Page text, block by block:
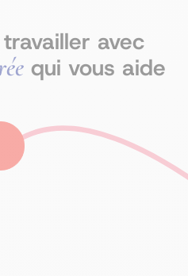
avec
qui vous aide